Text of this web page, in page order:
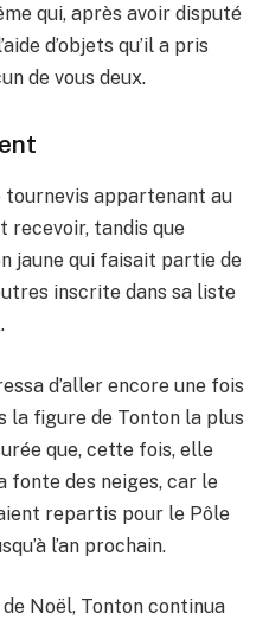
qui, après avoir disputé
d’objets qu’il a pris
de vous deux.
appartenant au
recevoir, tandis que
jaune qui faisait partie de
inscrite dans sa liste
d’aller encore une fois
la figure de Tonton la plus
que, cette fois, elle
fonte des neiges, car le
repartis pour le Pôle
l’an prochain.
Noël, Tonton continua